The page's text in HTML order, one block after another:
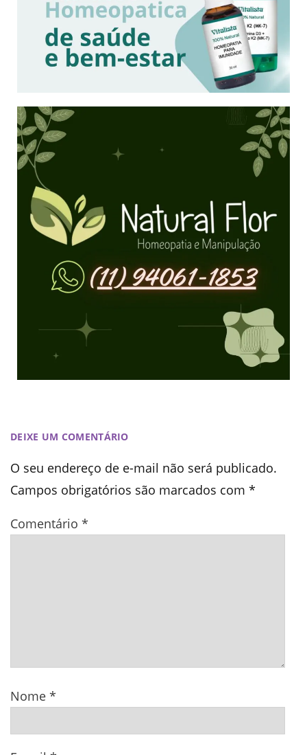
DEIXE UM COMENTÁRIO
O seu endereço de e-mail não será publicado.
Campos obrigatórios são marcados com *
Comentário *
Nome *